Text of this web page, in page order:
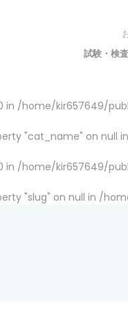
試験・検査
in /home/kir657649/
"cat_name" on null in
in /home/kir657649/
"slug" on null in /